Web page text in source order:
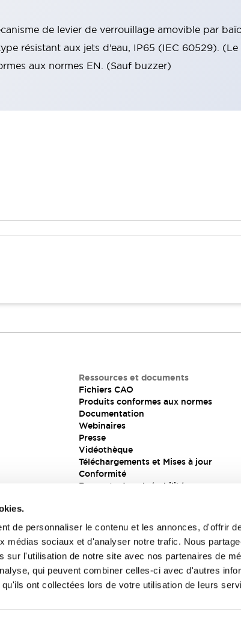
de personnaliser le contenu et les annonces, d'offrir
médias sociaux et d'analyser notre trafic. Nous
sur l'utilisation de notre site avec nos partenaires de
qui peuvent combiner celles-ci avec d'autres
ont collectées lors de votre utilisation de leurs
de levier de verrouillage amovible par
résistant aux jets d’eau, IP65 (IEC 60529).
aux normes EN. (Sauf buzzer)
Ressources et documents
Fichiers CAO
Produits conformes aux normes
Documentation
Webinaires
Presse
Vidéothèque
Téléchargements et Mises à jour
Conformité
Rapports de vulnérabilité
générales